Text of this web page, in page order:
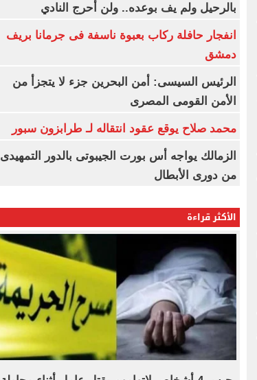
بالرحيل ولم يف بوعده.. ولن أحرج النادي
انفجار حافلة ركاب بعبوة ناسفة فى جرمانا بريف
دمشق
الرئيس السيسى: أمن البحرين جزء لا يتجزأ من
الأمن القومى المصرى
محمد صلاح يوقع عقود انتقاله لـ طرابزون سبور
الزمالك يواجه أس بورت الجيبوتى بالدور التمهيدى
من دورى الأبطال
الأكثر قراءة